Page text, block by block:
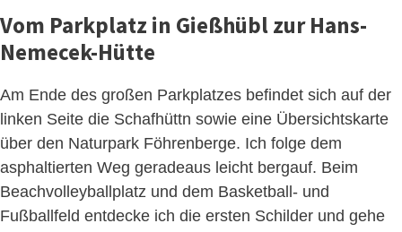
Vom Parkplatz in Gießhübl zur Hans-
Nemecek-Hütte
Am Ende des großen Parkplatzes befindet sich auf der
linken Seite die Schafhüttn sowie eine Übersichtskarte
über den Naturpark Föhrenberge. Ich folge dem
asphaltierten Weg geradeaus leicht bergauf. Beim
Beachvolleyballplatz und dem Basketball- und
Fußballfeld entdecke ich die ersten Schilder und gehe